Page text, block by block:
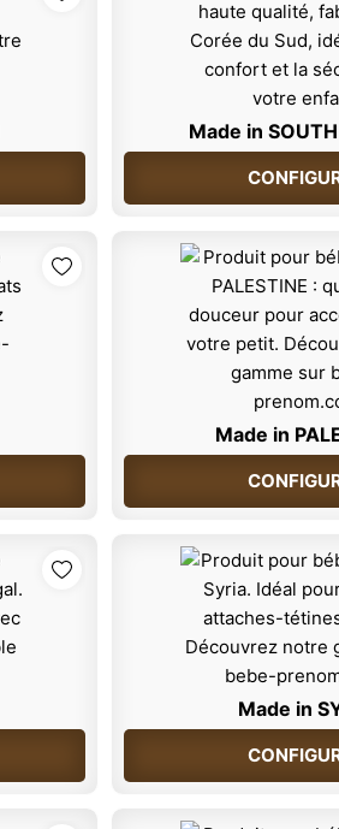
Made in
Made in
Made in